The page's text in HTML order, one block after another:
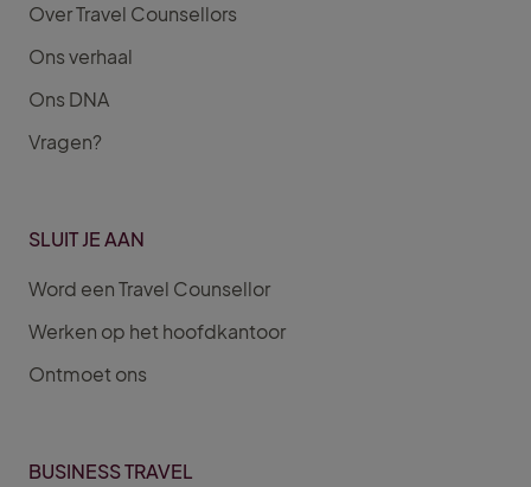
Over Travel Counsellors
Ons verhaal
Ons DNA
Vragen?
SLUIT JE AAN
Word een Travel Counsellor
Werken op het hoofdkantoor
Ontmoet ons
BUSINESS TRAVEL